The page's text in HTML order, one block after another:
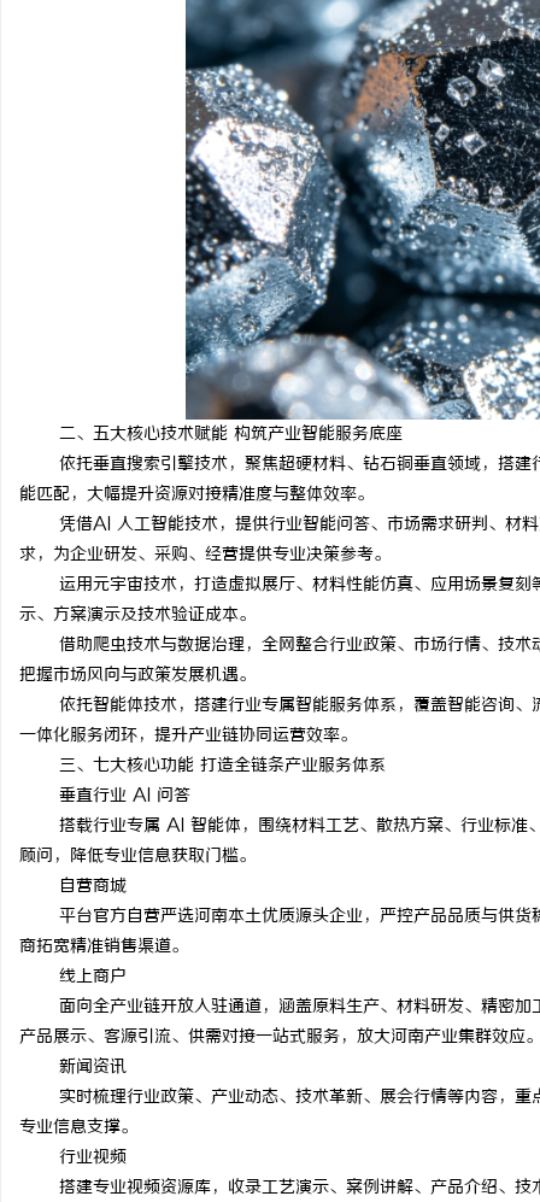
二、五大核心技术赋能 构筑产业智能服务底座
依托垂直搜索引擎技术，聚焦超硬材料、钻石铜垂直领域，搭
能匹配，大幅提升资源对接精准度与整体效率。
凭借AI 人工智能技术，提供行业智能问答、市场需求研判、材
求，为企业研发、采购、经营提供专业决策参考。
运用元宇宙技术，打造虚拟展厅、材料性能仿真、应用场景复
示、方案演示及技术验证成本。
借助爬虫技术与数据治理，全网整合行业政策、市场行情、技
把握市场风向与政策发展机遇。
依托智能体技术，搭建行业专属智能服务体系，覆盖智能咨询
一体化服务闭环，提升产业链协同运营效率。
三、七大核心功能 打造全链条产业服务体系
垂直行业 AI 问答
搭载行业专属 AI 智能体，围绕材料工艺、散热方案、行业标
顾问，降低专业信息获取门槛。
自营商城
平台官方自营严选河南本土优质源头企业，严控产品品质与供
商拓宽精准销售渠道。
线上商户
面向全产业链开放入驻通道，涵盖原料生产、材料研发、精密
产品展示、客源引流、供需对接一站式服务，放大河南产业集群效应
新闻资讯
实时梳理行业政策、产业动态、技术革新、展会行情等内容，
专业信息支撑。
行业视频
搭建专业视频资源库，收录工艺演示、案例讲解、产品介绍、